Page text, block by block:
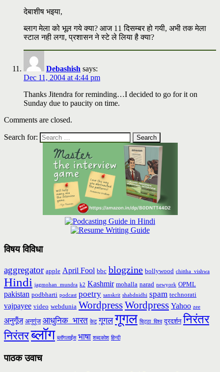
देबाशीष भइया,
ब्लाग मेला को भूल गये क्या? आज 11 दिसम्बर हो गयी, अभी तक मेला
स्टाल नही लगा, प्रशासन ने स्टे ले लिया है क्या?
Debashish says:
Dec 11, 2004 at 4:44 pm
Thanks Jitendra for reminding…I decided to go for it on
Sunday due to paucity on time.
Comments are closed.
Search for:
विषय विविधा
aggregator apple April Fool bbc blogzine bollywood chittha_vishwa
Hindi jagmohan_mundra k2 Kashmir mohalla narad newyork OPML
pakistan podbharti podcast poetry sanskrit shabdnidhi spam technorati
vajpayee video webdunia WordpressWordpress Yahoo zee
अनुगूँज अनुगूंज आधुनिक_भारत केटू गूगल गूगल चिट्ठा_विश्व दूरदर्शन निरंतर
निरंतरब्लॉग ब्लॉगलाईंस भाषा शब्दकोश हिन्दी
पाठक उवाच